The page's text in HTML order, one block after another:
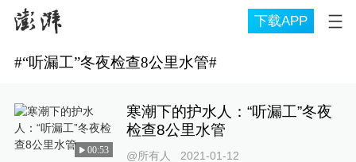
下载APP
#“听漏工”冬夜检查8公里水管#
00:53
寒潮下的护水人：“听漏工”冬夜
检查8公里水管
@所有人 2021-01-12